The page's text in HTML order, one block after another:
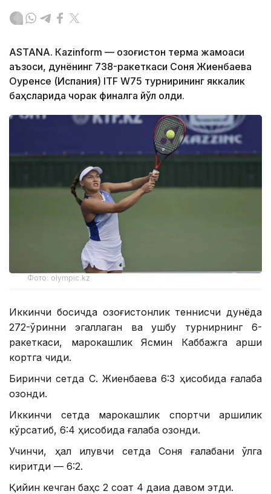
ASTANА. Кazinform — Қозоғистон терма жамоаси
аъзоси, дунёнинг 738-ракеткаси Соня Жиенбаева
Оуренсе (Испания) ITF W75 турнирининг яккалик
баҳсларида чорак финалга йўл олди.
Фото: olympic.kz
Иккинчи босқичда қозоғистонлик теннисчи дунёда
272-ўринни эгаллаган ва ушбу турнирнинг 6-
ракеткаси, марокашлик Ясмин Каббажга қарши
кортга чиқди.
Биринчи сетда С. Жиенбаева 6:3 ҳисобида ғалаба
қозонди.
Иккинчи сетда марокашлик спортчи қаршилик
кўрсатиб, 6:4 ҳисобида ғалаба қозонди.
Учинчи, ҳал қилувчи сетда Соня ғалабани қўлга
киритди — 6:2.
Қийин кечган баҳс 2 соат 4 дақиқа давом этди.